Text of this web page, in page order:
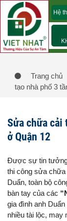
Hệ
Trang chủ
tạo nhà phố 3
Sửa chữa cải
ở Quận 12
Được sự tin
thi công sửa chữa
Duẩn, toàn bộ
bàn tay của các
gia đình anh
nhiều tài lộc, may